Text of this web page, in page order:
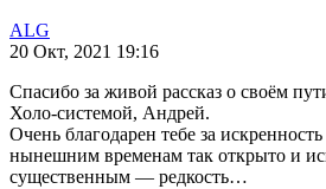
ALG
20 Окт, 2021 19:16
Спасибо за живой рассказ о своём
Холо-системой, Андрей.
Очень благодарен тебе за
нынешним временам так открыто и
существенным — редкость…